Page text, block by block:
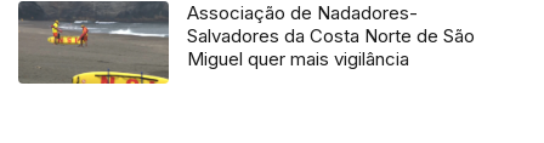
Associação de Nadadores-
Salvadores da Costa Norte de São
Miguel quer mais vigilância